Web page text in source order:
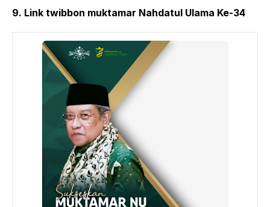
9. Link twibbon muktamar Nahdatul Ulama Ke-34